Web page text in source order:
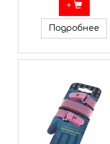
+
Подробнее